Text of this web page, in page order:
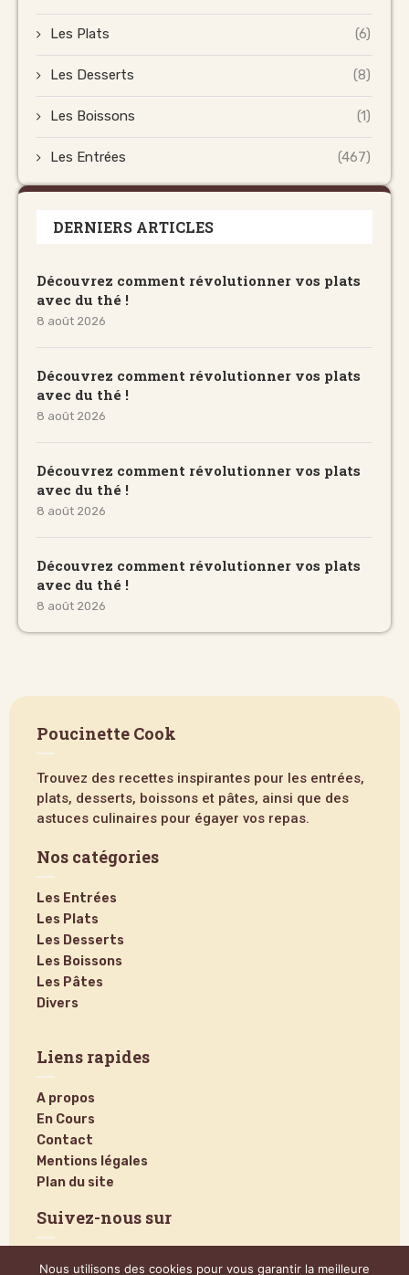
Les Plats (6)
Les Desserts (8)
Les Boissons (1)
Les Entrées (467)
DERNIERS ARTICLES
Découvrez comment révolutionner vos plats
avec du thé !
8 août 2026
Découvrez comment révolutionner vos plats
avec du thé !
8 août 2026
Découvrez comment révolutionner vos plats
avec du thé !
8 août 2026
Découvrez comment révolutionner vos plats
avec du thé !
8 août 2026
Poucinette Cook
Trouvez des recettes inspirantes pour les entrées,
plats, desserts, boissons et pâtes, ainsi que des
astuces culinaires pour égayer vos repas.
Nos catégories
Les Entrées
Les Plats
Les Desserts
Les Boissons
Les Pâtes
Divers
Liens rapides
A propos
En Cours
Contact
Mentions légales
Plan du site
Suivez-nous sur
Nous utilisons des cookies pour vous garantir la meilleure